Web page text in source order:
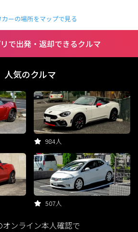
カーの場所をマップで見る
で出発・返却できるクルマ
人気のクルマ
984人
507人
オンライン本人確認で